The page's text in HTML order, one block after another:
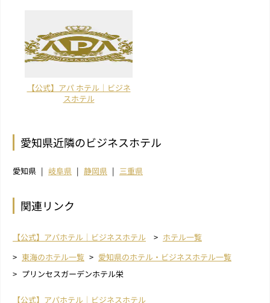
【公式】アパ ホテル｜ビジネ
スホテル
愛知県近隣のビジネスホテル
愛知県 岐阜県 静岡県 三重県
関連リンク
【公式】アパホテル｜ビジネスホテル
ホテル一覧
東海のホテル一覧
愛知県のホテル・ビジネスホテル一覧
プリンセスガーデンホテル栄
【公式】アパホテル｜ビジネスホテル